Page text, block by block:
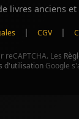
livres anciens
| CGV |
reCAPTCHA. Les
d'utilisationGoogle